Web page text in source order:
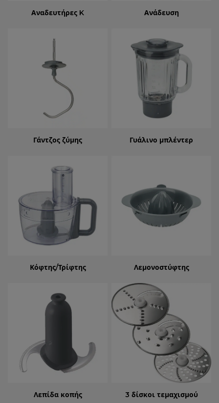
Αναδευτήρες K Ανάδευση
Γάντζος ζύμης Γυάλινο μπλέντερ
Κόφτης/Τρίφτης Λεμονοστύφτης
Λεπίδα κοπής 3 δίσκοι τεμαχισμού